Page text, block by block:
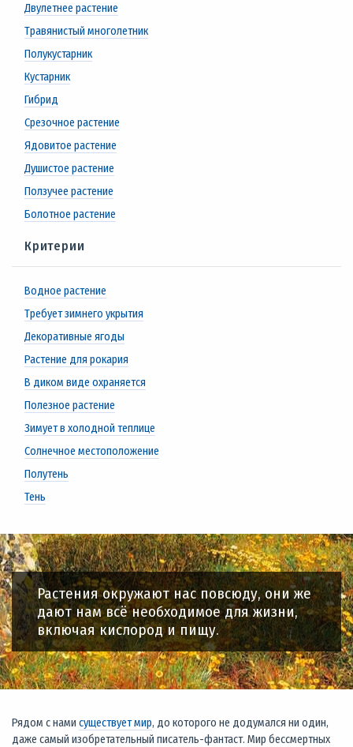
Двулетнее растение
Травянистый многолетник
Полукустарник
Кустарник
Гибрид
Срезочное растение
Ядовитое растение
Душистое растение
Ползучее растение
Болотное растение
Критерии
Водное растение
Требует зимнего укрытия
Декоративные ягоды
Растение для рокария
В диком виде охраняется
Полезное растение
Зимует в холодной теплице
Солнечное местоположение
Полутень
Тень
Растения окружают нас повсюду, они же
дают нам всё необходимое для жизни,
включая кислород и пищу.
Рядом с нами существует мир, до которого не додумался ни один,
даже самый изобретательный писатель-фантаст. Мир бессмертных